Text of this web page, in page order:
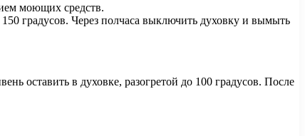
моющих средств.
градусов. Через полчаса выключить духовку и вымыть
оставить в духовке, разогретой до 100 градусов. После